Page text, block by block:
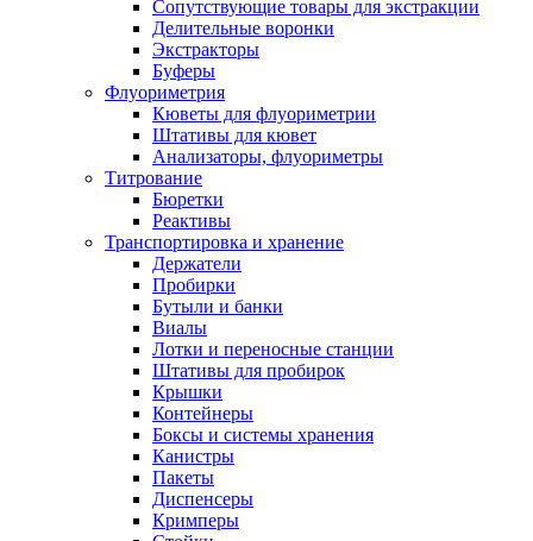
Сопутствующие товары для экстракции
Делительные воронки
Экстракторы
Буферы
Флуориметрия
Кюветы для флуориметрии
Штативы для кювет
Анализаторы, флуориметры
Титрование
Бюретки
Реактивы
Транспортировка и хранение
Держатели
Пробирки
Бутыли и банки
Виалы
Лотки и переносные станции
Штативы для пробирок
Крышки
Контейнеры
Боксы и системы хранения
Канистры
Пакеты
Диспенсеры
Кримперы